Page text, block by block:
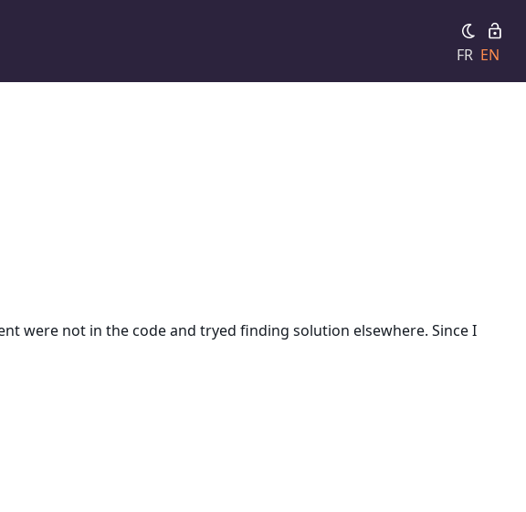
FR EN
were not in the code and tryed finding solution elsewhere. Since I